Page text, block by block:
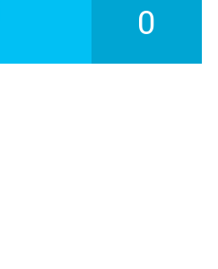
0